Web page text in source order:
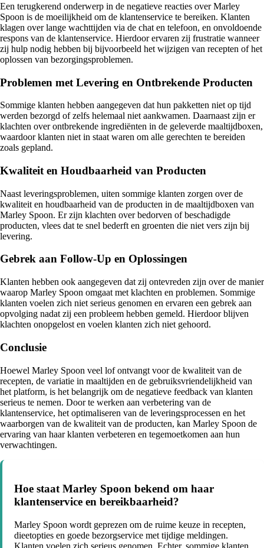
Een terugkerend onderwerp in de negatieve reacties over Marley
Spoon is de moeilijkheid om de klantenservice te bereiken. Klanten
klagen over lange wachttijden via de chat en telefoon, en onvoldoende
respons van de klantenservice. Hierdoor ervaren zij frustratie wanneer
zij hulp nodig hebben bij bijvoorbeeld het wijzigen van recepten of het
oplossen van bezorgingsproblemen.
Problemen met Levering en Ontbrekende Producten
Sommige klanten hebben aangegeven dat hun pakketten niet op tijd
werden bezorgd of zelfs helemaal niet aankwamen. Daarnaast zijn er
klachten over ontbrekende ingrediënten in de geleverde maaltijdboxen,
waardoor klanten niet in staat waren om alle gerechten te bereiden
zoals gepland.
Kwaliteit en Houdbaarheid van Producten
Naast leveringsproblemen, uiten sommige klanten zorgen over de
kwaliteit en houdbaarheid van de producten in de maaltijdboxen van
Marley Spoon. Er zijn klachten over bedorven of beschadigde
producten, vlees dat te snel bederft en groenten die niet vers zijn bij
levering.
Gebrek aan Follow-Up en Oplossingen
Klanten hebben ook aangegeven dat zij ontevreden zijn over de manier
waarop Marley Spoon omgaat met klachten en problemen. Sommige
klanten voelen zich niet serieus genomen en ervaren een gebrek aan
opvolging nadat zij een probleem hebben gemeld. Hierdoor blijven
klachten onopgelost en voelen klanten zich niet gehoord.
Conclusie
Hoewel Marley Spoon veel lof ontvangt voor de kwaliteit van de
recepten, de variatie in maaltijden en de gebruiksvriendelijkheid van
het platform, is het belangrijk om de negatieve feedback van klanten
serieus te nemen. Door te werken aan verbetering van de
klantenservice, het optimaliseren van de leveringsprocessen en het
waarborgen van de kwaliteit van de producten, kan Marley Spoon de
ervaring van haar klanten verbeteren en tegemoetkomen aan hun
verwachtingen.
Hoe staat Marley Spoon bekend om haar
klantenservice en bereikbaarheid?
Marley Spoon wordt geprezen om de ruime keuze in recepten,
dieetopties en goede bezorgservice met tijdige meldingen.
Klanten voelen zich serieus genomen. Echter, sommige klanten